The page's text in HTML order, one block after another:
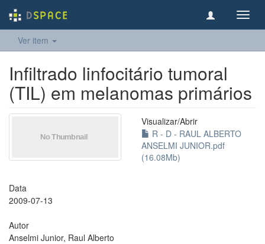
Ver item
Infiltrado linfocitário tumoral
(TIL) em melanomas primários
Visualizar/Abrir
R - D - RAUL ALBERTO
ANSELMI JUNIOR.pdf
(16.08Mb)
Data
2009-07-13
Autor
Anselmi Junior, Raul Alberto